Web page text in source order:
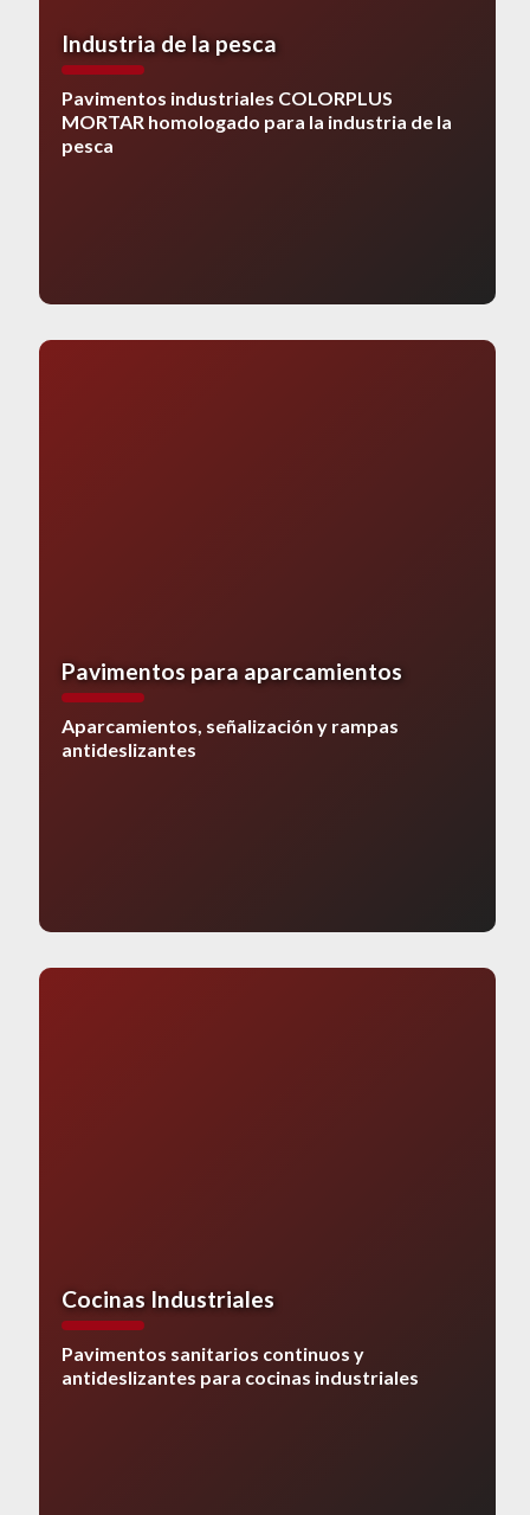
Industria de la pesca
Pavimentos industriales COLORPLUS
MORTAR homologado para la industria de la
pesca
Pavimentos para aparcamientos
Aparcamientos, señalización y rampas
antideslizantes
Cocinas Industriales
Pavimentos sanitarios continuos y
antideslizantes para cocinas industriales